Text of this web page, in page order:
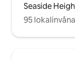
Seaside
95